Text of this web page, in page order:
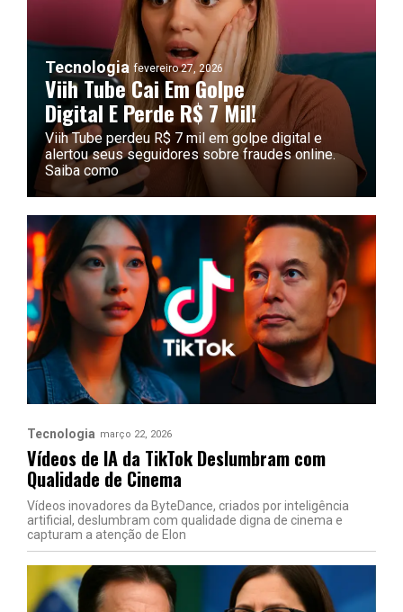
Tecnologia fevereiro 27, 2026
Viih Tube Cai Em Golpe
Digital E Perde R$ 7 Mil!
Viih Tube perdeu R$ 7 mil em golpe digital e
alertou seus seguidores sobre fraudes online.
Saiba como
Tecnologia março 22, 2026
Vídeos de IA da TikTok Deslumbram com
Qualidade de Cinema
Vídeos inovadores da ByteDance, criados por inteligência
artificial, deslumbram com qualidade digna de cinema e
capturam a atenção de Elon